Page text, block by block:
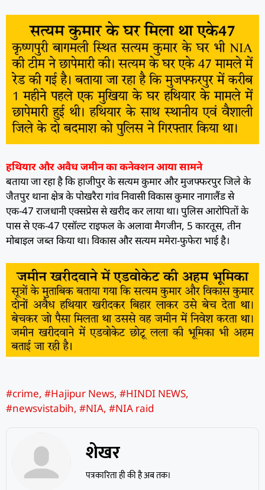
हथियार और अवैध जमीन का कनेक्शन आया सामने
बताया जा रहा है कि हाजीपुर के सत्यम कुमार और मुजफ्फरपुर जिले के
जैतपुर थाना क्षेत्र के पोखरैरा गांव निवासी विकास कुमार नागालैंड से
एक-47 राजधानी एक्सप्रेस से खरीद कर लाया था। पुलिस आरोपितों के
पास से एक-47 एसॉल्ट राइफल के अलावा मैगजीन, 5 कारतूस, तीन
मोबाइल जब्त किया था। विकास और सत्यम ममेरा-फुफेरा भाई है।
#crime, #Hajipur News, #HINDI NEWS,
#newsvistabih, #NIA, #NIA raid
शेखर
पत्रकारिता ही की है अब तक।